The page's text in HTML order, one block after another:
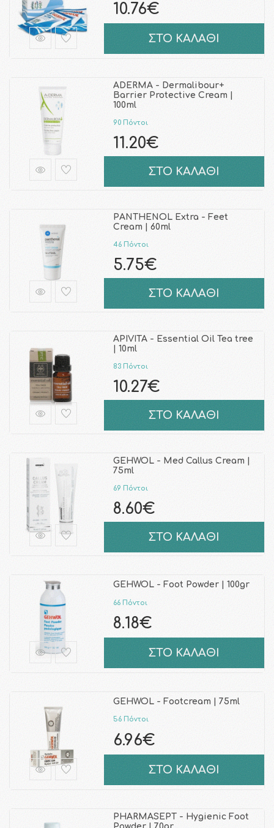
10.76€
ΣΤΟ ΚΑΛΑΘΙ
ADERMA - Dermalibour+
Barrier Protective Cream |
100ml
90 Πόντοι
11.20€
ΣΤΟ ΚΑΛΑΘΙ
PANTHENOL Extra - Feet
Cream | 60ml
46 Πόντοι
5.75€
ΣΤΟ ΚΑΛΑΘΙ
APIVITA - Essential Oil Tea tree
| 10ml
83 Πόντοι
10.27€
ΣΤΟ ΚΑΛΑΘΙ
GEHWOL - Med Callus Cream |
75ml
69 Πόντοι
8.60€
ΣΤΟ ΚΑΛΑΘΙ
GEHWOL - Foot Powder | 100gr
66 Πόντοι
8.18€
ΣΤΟ ΚΑΛΑΘΙ
GEHWOL - Footcream | 75ml
56 Πόντοι
6.96€
ΣΤΟ ΚΑΛΑΘΙ
PHARMASEPT - Hygienic Foot